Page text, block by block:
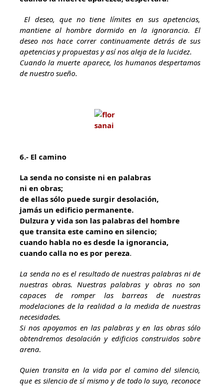
El deseo, que no tiene límites en sus apetencias,
mantiene al hombre dormido en la ignorancia. El
deseo nos hace correr continuamente detrás de sus
apetencias y propuestas y así nos aleja de la lucidez.
Cuando la muerte aparece, los humanos despertamos
de nuestro sueño.
6.- El camino
La senda no consiste ni en palabras
ni en obras;
de ellas sólo puede surgir desolación,
jamás un edificio permanente.
Dulzura y vida son las palabras del hombre
que transita este camino en silencio;
cuando habla no es desde la ignorancia,
cuando calla no es por pereza.
La senda no es el resultado de nuestras palabras ni de
nuestras obras. Nuestras palabras y obras no son
capaces de romper las barreas de nuestras
modelaciones de la realidad a la medida de nuestras
necesidades.
Si nos apoyamos en las palabras y en las obras sólo
obtendremos desolación y edificios construidos sobre
arena.
Quien transita en la vida por el camino del silencio,
que es silencio de sí mismo y de todo lo suyo, reconoce